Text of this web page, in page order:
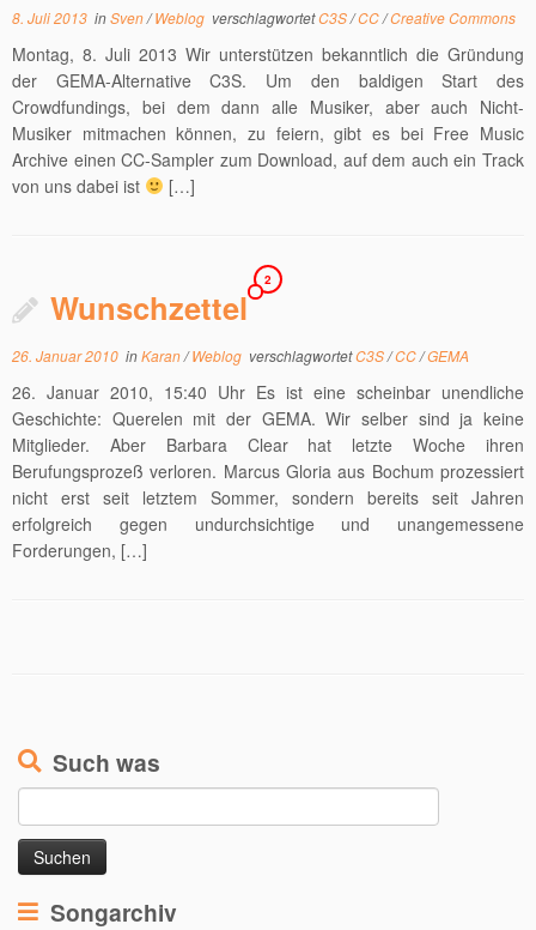
8. Juli 2013 inSven/Weblog verschlagwortetC3S/CC/Creative Commons
Montag, 8. Juli 2013 Wir unterstützen bekanntlich die Gründung
der GEMA-Alternative C3S. Um den baldigen Start des
Crowdfundings, bei dem dann alle Musiker, aber auch Nicht-
Musiker mitmachen können, zu feiern, gibt es bei Free Music
Archive einen CC-Sampler zum Download, auf dem auch ein Track
von uns dabei ist
[…]
Wunschzettel
2
26. Januar 2010 inKaran/Weblog verschlagwortetC3S/CC/GEMA
26. Januar 2010, 15:40 Uhr Es ist eine scheinbar unendliche
Geschichte: Querelen mit der GEMA. Wir selber sind ja keine
Mitglieder. Aber Barbara Clear hat letzte Woche ihren
Berufungsprozeß verloren. Marcus Gloria aus Bochum prozessiert
nicht erst seit letztem Sommer, sondern bereits seit Jahren
erfolgreich gegen undurchsichtige und unangemessene
Forderungen, […]
Such was
nach:
Songarchiv